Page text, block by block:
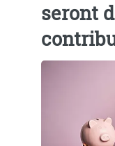
seront